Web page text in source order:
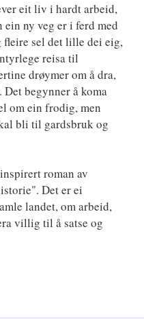
eit liv i hardt arbeid,
ny veg er i ferd med
fleire sel det lille dei eig,
reisa til
drøymer om å dra,
begynner å koma
om ein frodig, men
bli til gardsbruk og
roman av
Det er ei
landet, om arbeid,
villig til å satse og